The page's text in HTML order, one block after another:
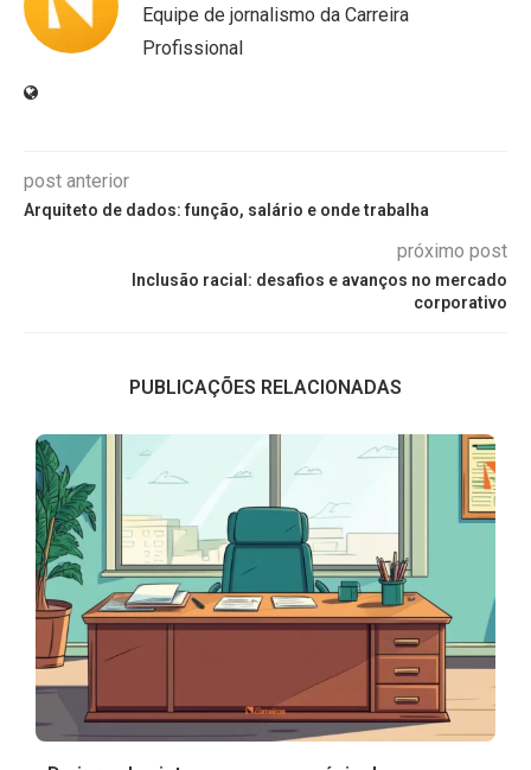
Equipe de jornalismo da Carreira
Profissional
post anterior
Arquiteto de dados: função, salário e onde trabalha
próximo post
Inclusão racial: desafios e avanços no mercado
corporativo
PUBLICAÇÕES RELACIONADAS